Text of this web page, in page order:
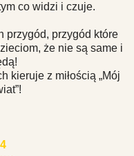
co widzi i czuje.
przygód, przygód które
że nie są same i
kieruje z miłością „Mój